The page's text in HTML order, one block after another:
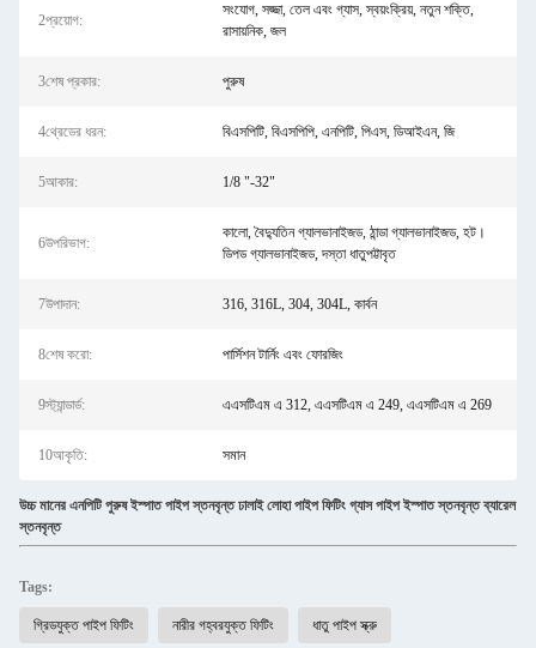
2প্রয়োগ:
সংযোগ, সজ্জা, তেল এবং গ্যাস, স্বয়ংক্রিয়, নতুন শক্তি,
রাসায়নিক, জল
3শেষ প্রকার: পুরুষ
4থ্রেডের ধরন: বিএসপিটি, বিএসপিপি, এনপিটি, পিএস, ডিআইএন, জি
5আকার: 1/8 "-32"
6উপরিভাগ:
কালো, বৈদ্যুতিন গ্যালভানাইজড, ঠান্ডা গ্যালভানাইজড, হট।
ডিপড গ্যালভানাইজড, দস্তা ধাতুপট্টাবৃত
7উপাদান: 316, 316L, 304, 304L, কার্বন
8শেষ করো: পার্সিশন টার্নিং এবং ফোরজিং
9স্ট্যান্ডার্ড: এএসটিএম এ 312, এএসটিএম এ 249, এএসটিএম এ 269
10আকৃতি: সমান
উচ্চ মানের এনপিটি পুরুষ ইস্পাত পাইপ স্তনবৃন্ত ঢালাই লোহা পাইপ ফিটিং গ্যাস পাইপ ইস্পাত স্তনবৃন্ত ব্যারেল
স্তনবৃন্ত
Tags:
গ্রিডযুক্ত পাইপ ফিটিং নারীর গহ্বরযুক্ত ফিটিং ধাতু পাইপ স্ক্রু